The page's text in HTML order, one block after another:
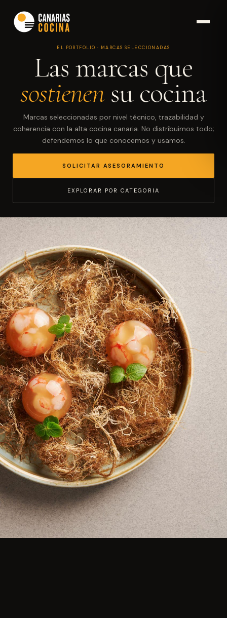
EL PORTFOLIO · MARCAS SELECCIONADAS
Las marcas que
sostienen su cocina
Marcas seleccionadas por nivel técnico, trazabilidad y
coherencia con la alta cocina canaria. No distribuimos todo;
defendemos lo que conocemos y usamos.
SOLICITAR ASESORAMIENTO
EXPLORAR POR CATEGORIA